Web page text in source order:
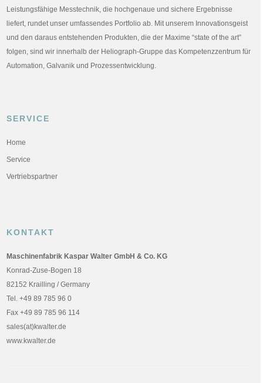
Leistungsfähige Messtechnik, die hochgenaue und sichere Ergebnisse
liefert, rundet unser umfassendes Portfolio ab. Mit unserem Innovationsgeist
und den daraus entstehenden Produkten, die der Maxime “state of the art”
folgen, sind wir innerhalb der Heliograph-Gruppe das Kompetenzzentrum für
Automation, Galvanik und Prozessentwicklung.
SERVICE
Home
Service
Vertriebspartner
KONTAKT
Maschinenfabrik Kaspar Walter GmbH & Co. KG
Konrad-Zuse-Bogen 18
82152 Krailling / Germany
Tel. +49 89 785 96 0
Fax +49 89 785 96 114
sales(at)kwalter.de
www.kwalter.de